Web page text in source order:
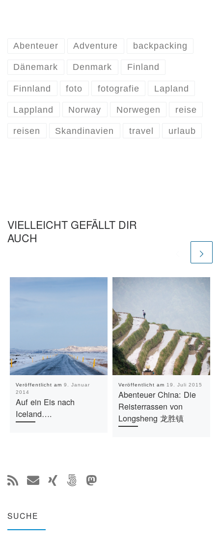
Abenteuer Adventure backpacking
Dänemark Denmark Finland
Finnland foto fotografie Lapland
Lappland Norway Norwegen reise
reisen Skandinavien travel urlaub
VIELLEICHT GEFÄLLT DIR
AUCH
Veröffentlicht am 9. Januar
2014
Auf ein Eis nach
Iceland….
Veröffentlicht am 19. Juli 2015
Abenteuer China: Die
Reisterrassen von
Longsheng 龙胜镇
SUCHE